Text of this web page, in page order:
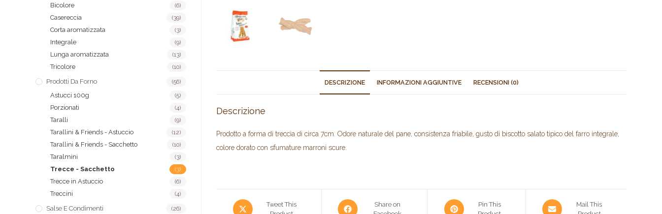
DESCRIZIONE INFORMAZIONI AGGIUNTIVE RECENSIONI (0)
Descrizione
Prodotto a forma di treccia di circa 7cm. Odore naturale del pane, consistenza friabile, gusto di biscotto salato tipico del farro integrale,
colore dorato con sfumature marroni scure.
Tweet This
Share on
Pin This
Mail This
Bicolore (6)
Casereccia (39)
Corta aromatizzata (3)
Integrale (9)
Lunga aromatizzata (13)
Tricolore (10)
Prodotti Da Forno (56)
Astucci 100g (5)
Porzionati (4)
Taralli (9)
Tarallini & Friends - Astuccio (12)
Tarallini & Friends - Sacchetto (10)
Taralmini (3)
Trecce - Sacchetto (3)
Trecce in Astuccio (6)
Treccini (4)
Salse E Condimenti (26)